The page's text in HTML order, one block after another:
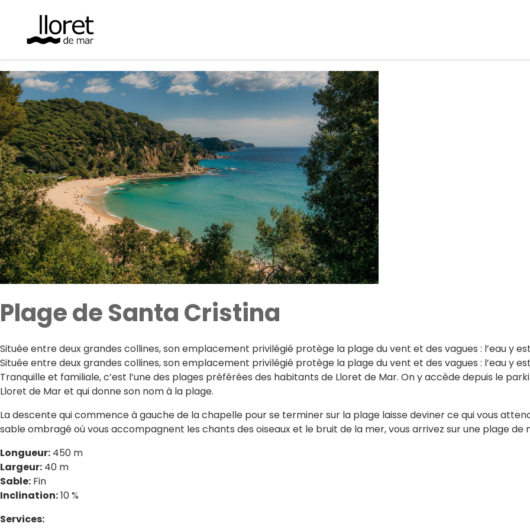
Plage de Santa Cristina
Située entre deux grandes collines, son emplacement privilégié protège la plage du vent et des vagues : l’eau y
Située entre deux grandes collines, son emplacement privilégié protège la plage du vent et des vagues : l’eau y
Tranquille et familiale, c’est l’une des plages préférées des habitants de Lloret de Mar. On y accède depuis le
Lloret de Mar et qui donne son nom à la plage.
La descente qui commence à gauche de la chapelle pour se terminer sur la plage laisse deviner ce qui vous
sable ombragé où vous accompagnent les chants des oiseaux et le bruit de la mer, vous arrivez sur une plage de
Longueur: 450 m
Largeur: 40 m
Sable: Fin
Inclination:10 %
Services: